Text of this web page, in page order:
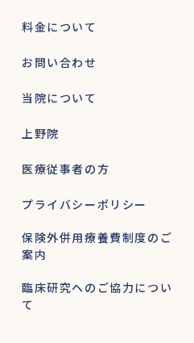
料金について
お問い合わせ
当院について
上野院
医療従事者の方
プライバシーポリシー
保険外併用療養費制度のご
案内
臨床研究へのご協力につい
て